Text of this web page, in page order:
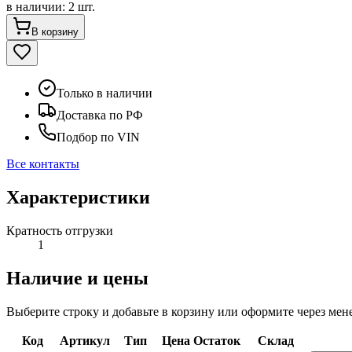
в наличии: 2 шт.
В корзину
Только в наличии
Доставка по РФ
Подбор по VIN
Все контакты
Характеристики
Кратность отгрузки
1
Наличие и цены
Выберите строку и добавьте в корзину или оформите через
Код Артикул Тип Цена Остаток
Склад